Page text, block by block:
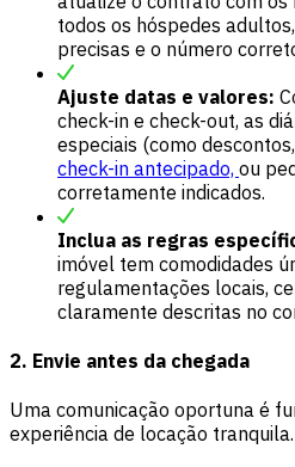
todos os hóspedes
precisas e o número
Ajuste datas e valores:
check-in e check-out, as
especiais (como
check-in antecipado, ou
corretamente indicados.
Inclua as regras
imóvel tem comodidades
regulamentações locais,
claramente descritas no
2. Envie antes da chegada
Uma comunicação oportuna é
experiência de locação tranquila.